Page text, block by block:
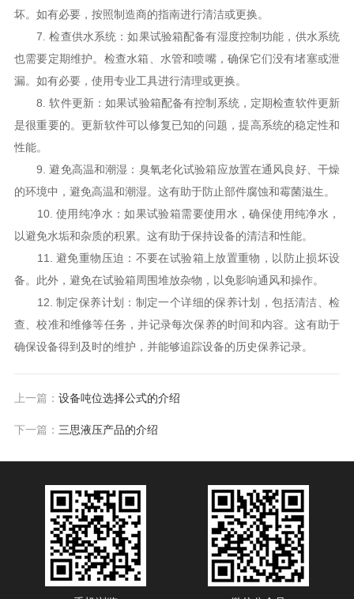
坏。如有必要，按照制造商的指南进行清洁或更换。
7. 检查供水系统：如果试验箱配备有湿度控制功能，供水系统
也需要定期维护。检查水箱、水管和喷嘴，确保它们没有堵塞或泄
漏。如有必要，使用专业工具进行清理或更换。
8. 软件更新：如果试验箱配备有控制系统，定期检查软件更新
是很重要的。更新软件可以修复已知的问题，提高系统的稳定性和
性能。
9. 避免高温和潮湿：臭氧老化试验箱应放置在通风良好、干燥
的环境中，避免高温和潮湿。这有助于防止部件腐蚀和霉菌滋生。
10. 使用纯净水：如果试验箱需要使用水，确保使用纯净水，
以避免水垢和杂质的积累。这有助于保持设备的清洁和性能。
11. 避免重物压迫：不要在试验箱上放置重物，以防止损坏设
备。此外，避免在试验箱周围堆放杂物，以免影响通风和操作。
12. 制定保养计划：制定一个详细的保养计划，包括清洁、检
查、校准和维修等任务，并记录每次保养的时间和内容。这有助于
确保设备得到及时的维护，并能够追踪设备的历史保养记录。
上一篇： 设备吨位选择公式的介绍
下一篇： 三思液压产品的介绍